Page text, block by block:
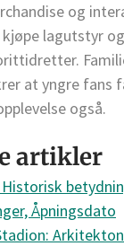
og
lagutstyr
at yngre fans
også.
artikler
Historisk
Åpningsdato